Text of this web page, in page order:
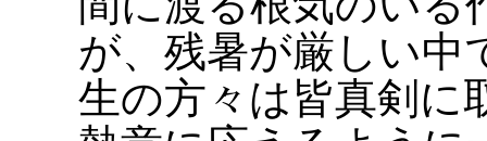
が、残暑が厳しい中
生の方々は皆真剣に